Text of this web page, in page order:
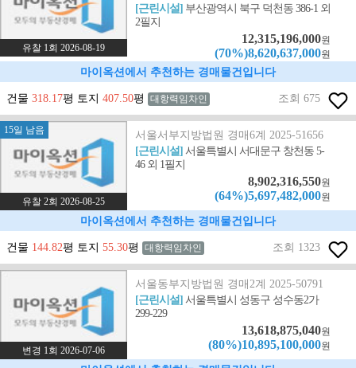
유찰 1회 2026-08-19
[근린시설] 부산광역시 북구 덕천동 386-1 외
2필지
12,315,196,000원
(70%)8,620,637,000원
마이옥션에서 추천하는 경매물건입니다
건물 318.17평 토지 407.50평 대항력임차인 조회 675
15일 남음
유찰 2회 2026-08-25
서울서부지방법원 경매6계 2025-51656
[근린시설]서울특별시 서대문구 창천동 5-
46 외 1필지
8,902,316,550원
(64%)5,697,482,000원
마이옥션에서 추천하는 경매물건입니다
건물 144.82평 토지 55.30평 대항력임차인 조회 1323
변경 1회 2026-07-06
서울동부지방법원 경매2계 2025-50791
[근린시설]서울특별시 성동구 성수동2가
299-229
13,618,875,040원
(80%)10,895,100,000원